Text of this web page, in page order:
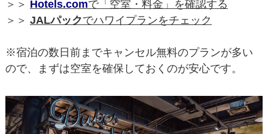
＞＞ Hotels.comで「空室・料金」を確認する
＞＞ JALパックでハワイプランをチェック
※宿泊の数日前までキャンセル無料のプランが多い
ので、まずは空室を確保しておくのが安心です。